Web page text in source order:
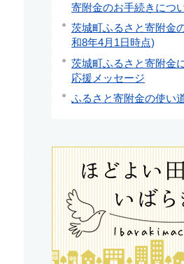
寄附金のお手続きにつ
茨城町ふるさと寄附金
和8年4月1日時点)
茨城町ふるさと寄附金
応援メッセージ
ふるさと寄附金の使い